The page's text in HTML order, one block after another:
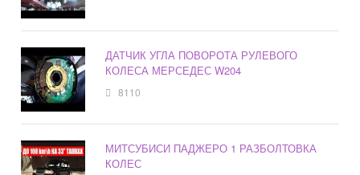
ДАТЧИК УГЛА ПОВОРОТА РУЛЕВОГО
КОЛЕСА МЕРСЕДЕС W204
8110
МИТСУБИСИ ПАДЖЕРО 1 РАЗБОЛТОВКА
КОЛЕС